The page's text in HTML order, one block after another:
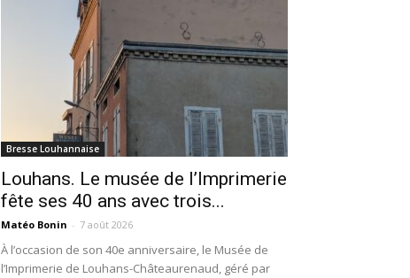
Bresse Louhannaise
Louhans. Le musée de l’Imprimerie
fête ses 40 ans avec trois...
Matéo Bonin - 7 août 2026
À l’occasion de son 40e anniversaire, le Musée de
l’Imprimerie de Louhans-Châteaurenaud, géré par